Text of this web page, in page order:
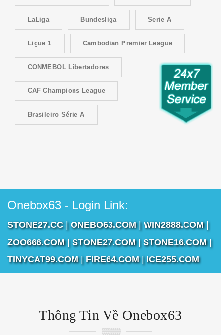
LaLiga Bundesliga Serie A
Ligue 1 Cambodian Premier League
CONMEBOL Libertadores
CAF Champions League
Brasileiro Série A
Onebox63 - Login Link:
STONE27.CC|ONEBO63.COM|WIN2888.COM|
ZOO666.COM|STONE27.COM|STONE16.COM|
TINYCAT99.COM| FIRE64.COM| ICE255.COM
Thông Tin Về Onebox63